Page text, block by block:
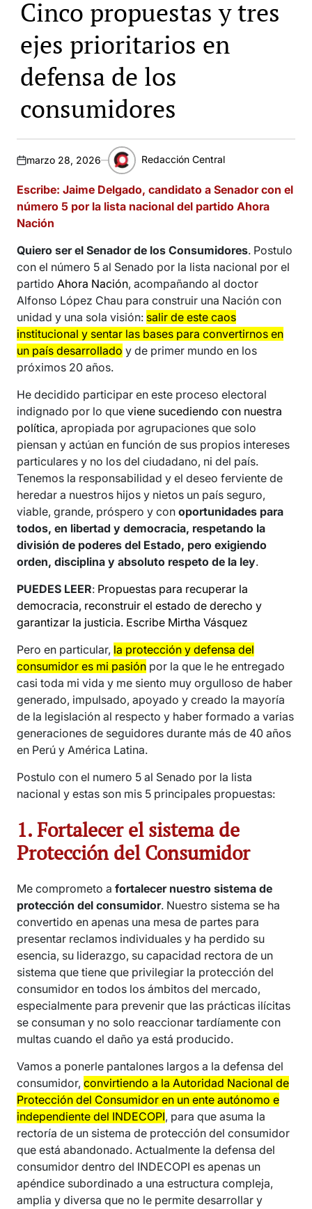
Cinco propuestas y tres
ejes prioritarios en
defensa de los
consumidores
marzo 28, 2026
Periodista
Redacción Central
Escribe: Jaime Delgado, candidato a Senador con el
número 5 por la lista nacional del partido Ahora
Nación
Quiero ser el Senador de los Consumidores. Postulo
con el número 5 al Senado por la lista nacional por el
partido Ahora Nación, acompañando al doctor
Alfonso López Chau para construir una Nación con
unidad y una sola visión: salir de este caos
institucional y sentar las bases para convertirnos en
un país desarrollado y de primer mundo en los
próximos 20 años.
He decidido participar en este proceso electoral
indignado por lo que viene sucediendo con nuestra
política, apropiada por agrupaciones que solo
piensan y actúan en función de sus propios intereses
particulares y no los del ciudadano, ni del país.
Tenemos la responsabilidad y el deseo ferviente de
heredar a nuestros hijos y nietos un país seguro,
viable, grande, próspero y con oportunidades para
todos, en libertad y democracia, respetando la
división de poderes del Estado, pero exigiendo
orden, disciplina y absoluto respeto de la ley.
PUEDES LEER: Propuestas para recuperar la
democracia, reconstruir el estado de derecho y
garantizar la justicia. Escribe Mirtha Vásquez
Pero en particular, la protección y defensa del
consumidor es mi pasión por la que le he entregado
casi toda mi vida y me siento muy orgulloso de haber
generado, impulsado, apoyado y creado la mayoría
de la legislación al respecto y haber formado a varias
generaciones de seguidores durante más de 40 años
en Perú y América Latina.
Postulo con el numero 5 al Senado por la lista
nacional y estas son mis 5 principales propuestas:
1. Fortalecer el sistema de
Protección del Consumidor
Me comprometo a fortalecer nuestro sistema de
protección del consumidor. Nuestro sistema se ha
convertido en apenas una mesa de partes para
presentar reclamos individuales y ha perdido su
esencia, su liderazgo, su capacidad rectora de un
sistema que tiene que privilegiar la protección del
consumidor en todos los ámbitos del mercado,
especialmente para prevenir que las prácticas ilícitas
se consuman y no solo reaccionar tardíamente con
multas cuando el daño ya está producido.
Vamos a ponerle pantalones largos a la defensa del
consumidor, convirtiendo a la Autoridad Nacional de
Protección del Consumidor en un ente autónomo e
independiente del INDECOPI, para que asuma la
rectoría de un sistema de protección del consumidor
que está abandonado. Actualmente la defensa del
consumidor dentro del INDECOPI es apenas un
apéndice subordinado a una estructura compleja,
amplia y diversa que no le permite desarrollar y